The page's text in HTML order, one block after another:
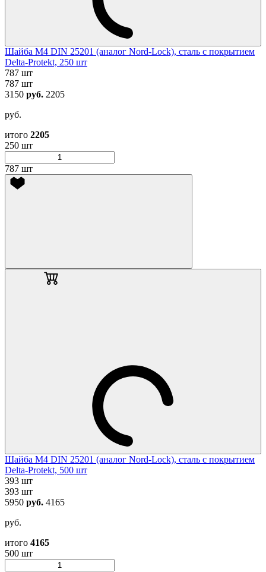
Шайба М4 DIN 25201 (аналог Nord-Lock), сталь с покрытием
Delta-Protekt, 250 шт
787 шт
787 шт
3150 руб. 2205
руб.
итого 2205
250 шт
787 шт
Шайба М4 DIN 25201 (аналог Nord-Lock), сталь с покрытием
Delta-Protekt, 500 шт
393 шт
393 шт
5950 руб. 4165
руб.
итого 4165
500 шт